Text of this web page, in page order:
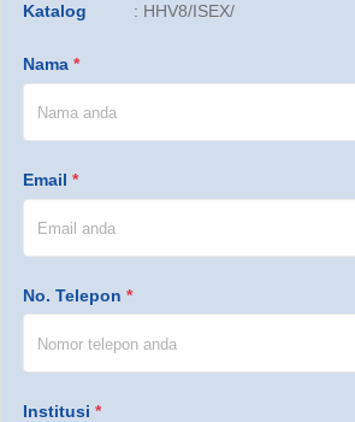
Katalog
: HHV8/ISEX/
Nama *
Email *
No. Telepon *
Institusi *